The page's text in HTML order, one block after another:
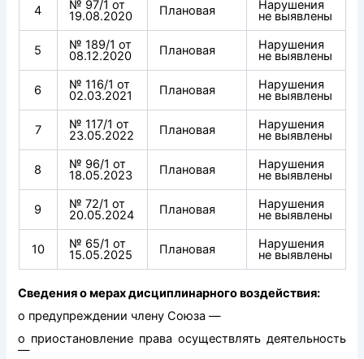
4 № 97/1 от
19.08.2020 Плановая Нарушения
не выявлены
5 № 189/1 от
08.12.2020 Плановая Нарушения
не выявлены
6 № 116/1 от
02.03.2021 Плановая Нарушения
не выявлены
7 № 117/1 от
23.05.2022 Плановая Нарушения
не выявлены
8 № 96/1 от
18.05.2023 Плановая Нарушения
не выявлены
9 № 72/1 от
20.05.2024 Плановая Нарушения
не выявлены
10 № 65/1 от
15.05.2025 Плановая Нарушения
не выявлены
Сведения о мерах дисциплинарного воздействия:
о предупреждении члену Союза —
о приостановление права осуществлять деятельность
—